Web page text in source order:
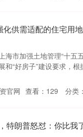
化供需适配的住宅用
海市加强土地管理“十五
和“好房子”建设要求，
官网 查看： 129 分类：
特朗普怒怼：你比我